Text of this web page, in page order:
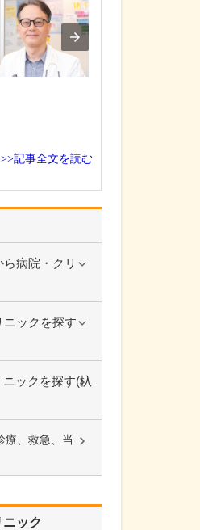
病院・クリ
ックを探す
ックを探す(杁
療、救急、当
ック
>>記事全文を読む